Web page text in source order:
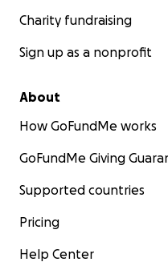
Charity fundraising
Sign up as a nonprofit
About
How GoFundMe works
GoFundMe Giving
Supported countries
Pricing
Help Center